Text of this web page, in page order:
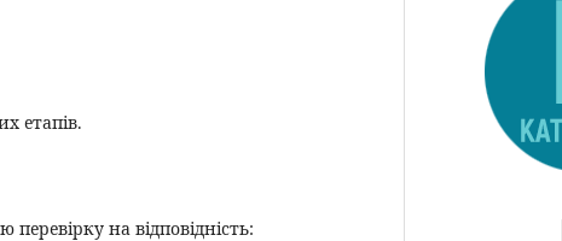
етапів.
на відповідність: